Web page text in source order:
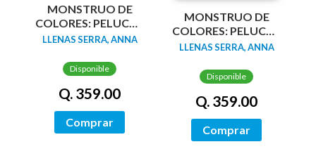
MONSTRUO DE
COLORES: PELUCHE
ROSA
LLENAS SERRA, ANNA
Disponible
Q. 359.00
Comprar
MONSTRUO DE
COLORES: PELUCHE
AZUL
LLENAS SERRA, ANNA
Disponible
Q. 359.00
Comprar